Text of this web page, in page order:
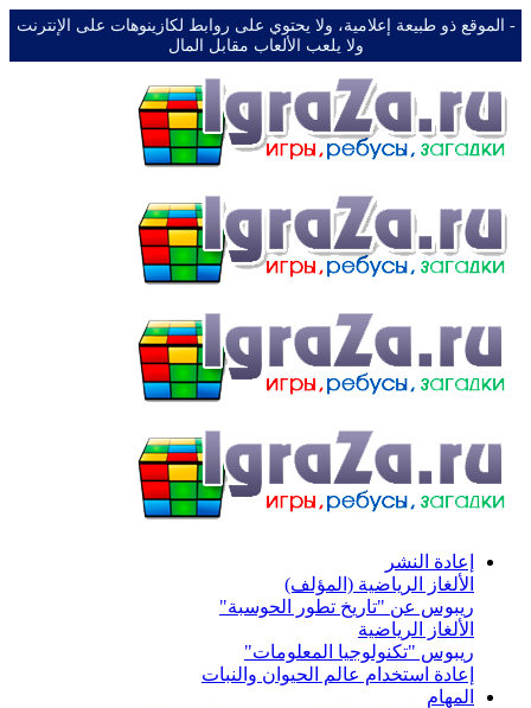
-️ الموقع ذو طبيعة إعلامية، ولا يحتوي على روابط لكازينوهات على الإنترنت
ولا يلعب الألعاب مقابل المال
إعادة النشر
الألغاز الرياضية (المؤلف)
ريبوس عن "تاريخ تطور الحوسبة"
الألغاز الرياضية
ريبوس "تكنولوجيا المعلومات"
إعادة استخدام عالم الحيوان والنبات
المهام